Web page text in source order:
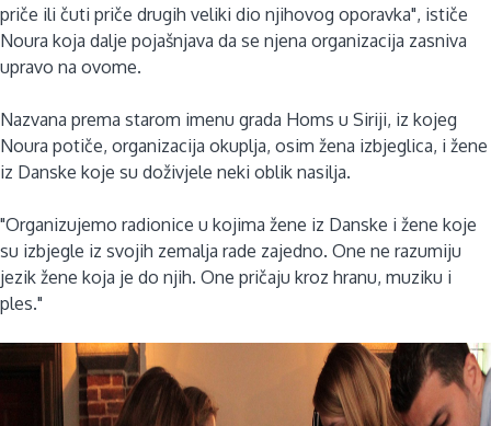
priče ili čuti priče drugih veliki dio njihovog oporavka", ističe
Noura koja dalje pojašnjava da se njena organizacija zasniva
upravo na ovome.
Nazvana prema starom imenu grada Homs u Siriji, iz kojeg
Noura potiče, organizacija okuplja, osim žena izbjeglica, i žene
iz Danske koje su doživjele neki oblik nasilja.
"Organizujemo radionice u kojima žene iz Danske i žene koje
su izbjegle iz svojih zemalja rade zajedno. One ne razumiju
jezik žene koja je do njih. One pričaju kroz hranu, muziku i
ples."